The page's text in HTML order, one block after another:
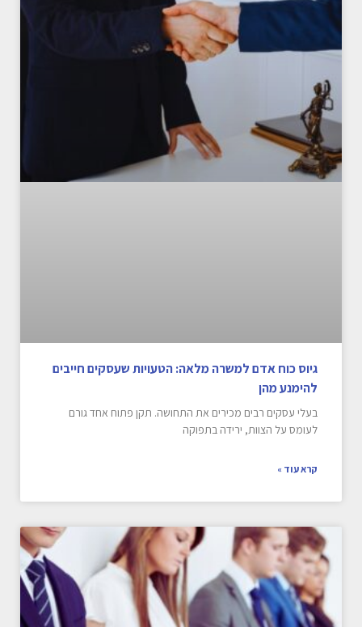
גיוס כוח אדם למשרה מלאה: הטעויות שעסקים חייבים
להימנע מהן
בעלי עסקים רבים מכירים את התחושה. תקן פתוח אחד גורם
לעומס על הצוות, ירידה בתפוקה
קרא עוד »